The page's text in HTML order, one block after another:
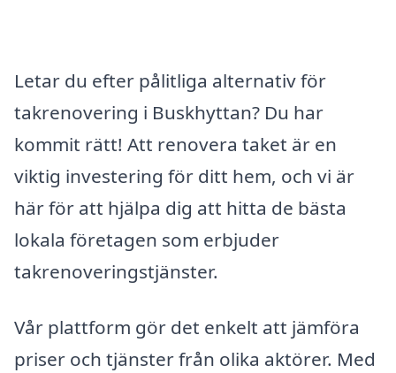
Letar du efter pålitliga alternativ för
takrenovering i Buskhyttan? Du har
kommit rätt! Att renovera taket är en
viktig investering för ditt hem, och vi är
här för att hjälpa dig att hitta de bästa
lokala företagen som erbjuder
takrenoveringstjänster.
Vår plattform gör det enkelt att jämföra
priser och tjänster från olika aktörer. Med